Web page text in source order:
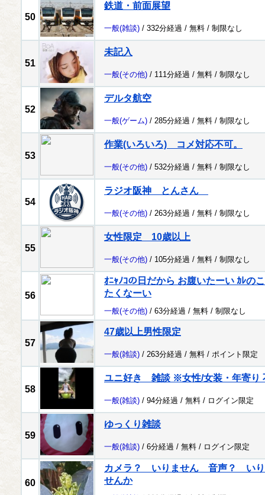
50
鉄道・前面展望
一般(雑談) / 332分経過 / 無料 / 制限なし
51
未記入
一般(その他) / 111分経過 / 無料 / 制限なし
52
デルタ航空
一般(ゲーム) / 285分経過 / 無料 / 制限なし
53
作業(いろいろ) コメ対応不可。
一般(その他) / 532分経過 / 無料 / 制限なし
54
ラジオ阪神 とんさん
一般(その他) / 263分経過 / 無料 / 制限なし
55
女性限定 10歳以上
一般(その他) / 105分経過 / 無料 / 制限なし
56
ｵﾆｬﾉｺの日だから お腹いたーい ｶﾚの
たくなーい
一般(その他) / 63分経過 / 無料 / 制限なし
57
47歳以上男性限定
一般(雑談) / 263分経過 / 無料 / ポイント限定
58
ユニ好き 雑談 ※女性/女装・年寄り
一般(雑談) / 94分経過 / 無料 / ログイン限定
59
ゆっくり雑談
一般(雑談) / 6分経過 / 無料 / ログイン限定
60
カメラ？ いりません 音声？ いり
せんか